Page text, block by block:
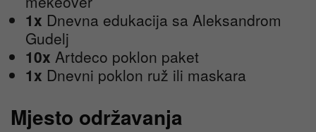
1x Dnevna edukacija sa Aleksandrom
Gudelj
10x Artdeco poklon paket
1x Dnevni poklon ruž ili maskara
Mjesto održavanja